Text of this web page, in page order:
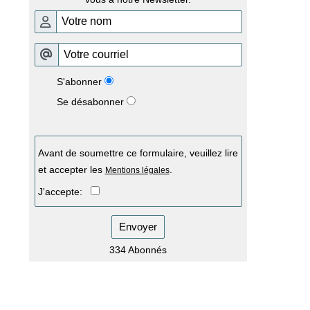
S'abonner
Se désabonner
Avant de soumettre ce formulaire, veuillez lire
et accepter les Mentions légales.
J'accepte:
Envoyer
334 Abonnés